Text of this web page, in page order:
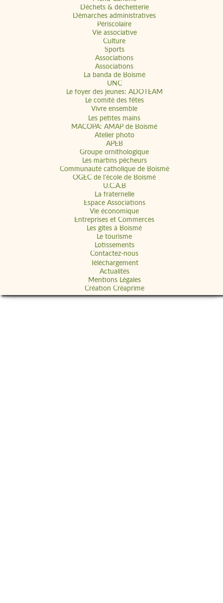
Déchets & déchetterie
Démarches administratives
Périscolaire
Vie associative
Culture
Sports
Associations
Associations
La banda de Boismé
UNC
Le foyer des jeunes: ADOTEAM
Le comité des fêtes
Vivre ensemble
Les petites mains
MACOPA: AMAP de Boismé
Atelier photo
APEB
Groupe ornithologique
Les martins pêcheurs
Communauté catholique de Boismé
OGEC de l'école de Boismé
U.C.A.B
La fraternelle
Espace Associations
Vie économique
Entreprises et Commerces
Les gites à Boismé
Le tourisme
Lotissements
Contactez-nous
Téléchargement
Actualités
Mentions Légales
Création Créaprime